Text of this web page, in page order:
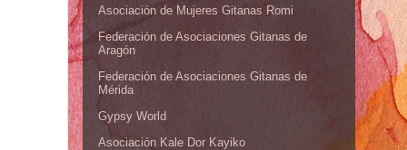
Asociación de Mujeres Gitanas Romi
Federación de Asociaciones Gitanas de
Aragón
Federación de Asociaciones Gitanas de
Mérida
Gypsy World
Asociación Kale Dor Kayiko